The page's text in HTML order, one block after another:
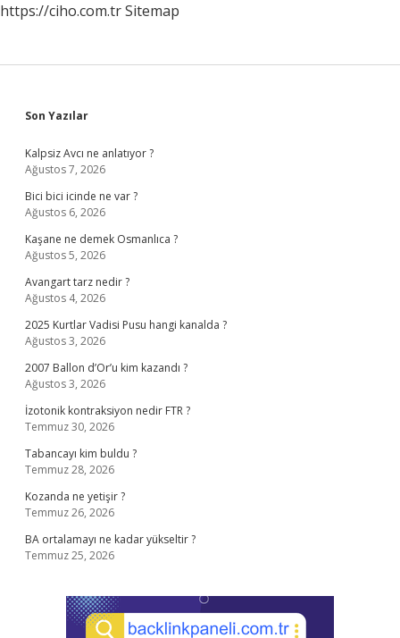
https://ciho.com.trSitemap
Sidebar
Son Yazılar
Kalpsiz Avcı ne anlatıyor ?
Ağustos 7, 2026
Bici bici icinde ne var ?
Ağustos 6, 2026
Kaşane ne demek Osmanlıca ?
Ağustos 5, 2026
Avangart tarz nedir ?
Ağustos 4, 2026
2025 Kurtlar Vadisi Pusu hangi kanalda ?
Ağustos 3, 2026
2007 Ballon d’Or’u kim kazandı ?
Ağustos 3, 2026
İzotonik kontraksiyon nedir FTR ?
Temmuz 30, 2026
Tabancayı kim buldu ?
Temmuz 28, 2026
Kozanda ne yetişir ?
Temmuz 26, 2026
BA ortalamayı ne kadar yükseltir ?
Temmuz 25, 2026